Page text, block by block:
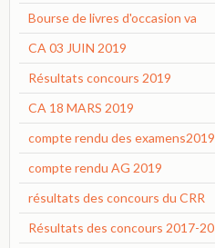
Bourse de livres d'occasion va
CA 03 JUIN 2019
Résultats concours 2019
CA 18 MARS 2019
compte rendu des examens2019
compte rendu AG 2019
résultats des concours du CRR
Résultats des concours 2017-20